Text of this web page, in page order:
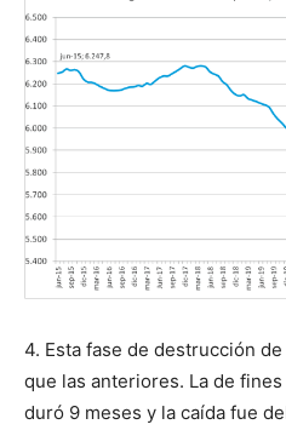
4. Esta fase de destrucción
que las anteriores. La de
duró 9 meses y la caída fue